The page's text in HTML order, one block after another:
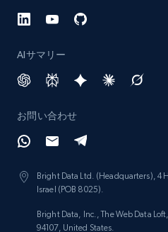
AIサマリー
お問い合わせ
Bright Data Ltd. (Headquarters), 4
Israel (POB 8025).
Bright Data, Inc., The Web Data
94107, United States.